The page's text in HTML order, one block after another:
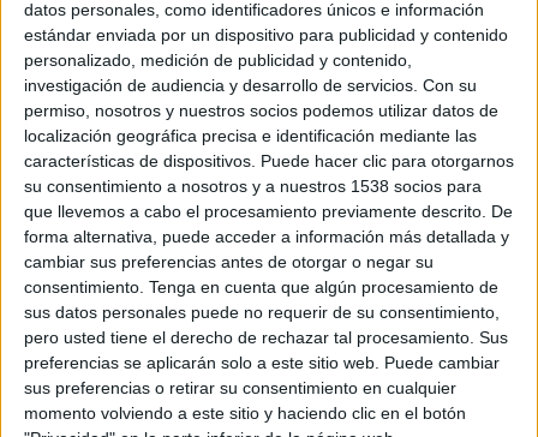
datos personales, como identificadores únicos e información
estándar enviada por un dispositivo para publicidad y contenido
personalizado, medición de publicidad y contenido,
investigación de audiencia y desarrollo de servicios. Con su
permiso, nosotros y nuestros socios podemos utilizar datos de
localización geográfica precisa e identificación mediante las
características de dispositivos. Puede hacer clic para otorgarnos
su consentimiento a nosotros y a nuestros 1538 socios para
que llevemos a cabo el procesamiento previamente descrito. De
forma alternativa, puede acceder a información más detallada y
cambiar sus preferencias antes de otorgar o negar su
consentimiento. Tenga en cuenta que algún procesamiento de
sus datos personales puede no requerir de su consentimiento,
pero usted tiene el derecho de rechazar tal procesamiento. Sus
preferencias se aplicarán solo a este sitio web. Puede cambiar
sus preferencias o retirar su consentimiento en cualquier
momento volviendo a este sitio y haciendo clic en el botón
que se ofrecen unas pautas básicas acerca de cómo analizar el mercado o solicitar
una presentación de credenciales. El documento, que sigue los acuerdos suscritos
a nivel nacional entre agencias y anunciantes y busca sentar las bases para las
relaciones de los actores publicitarios de la Comunitat Valenciana, rechaza el uso
de concurso no remunerados puesto que en su opinión distraen a las agencias de
su trabajo con sus clientes habituales, que son los que acaban pagando los costes
de los concursos de otros anunciantes. De todas formas, como esta práctica está
muy extendida en España, la AAPCV propone en su guía 8 puntos a tener en
cuenta para que la elección sea la adecuada: señala que hay que convocar entre 2
y 4 agencias, informar a las participantes, entregar un briefing, remunerarlo,
establecer un plazo para presentar las propuestas, asignar tiempo para las
presentaciones, establecer el plazo para la toma de decisión lo más corto posible y
firmar un contrato.El documento se completa con un modelo de briefingy de
contrato-tipoque sirva de guía para las empresas anunciantes y las agencias.
Toda la información está disponible en la web de la Asociación en un apartado